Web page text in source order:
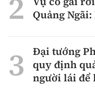
Quảng
Đại tướng
quy định
người lái để